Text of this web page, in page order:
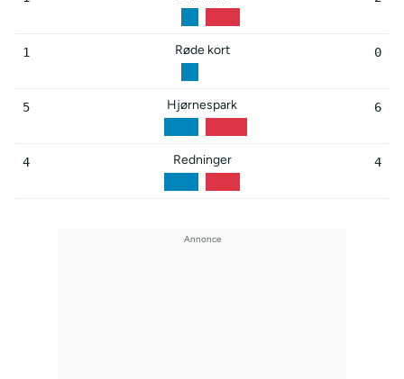
1 Røde kort 0
5 Hjørnespark 6
4 Redninger 4